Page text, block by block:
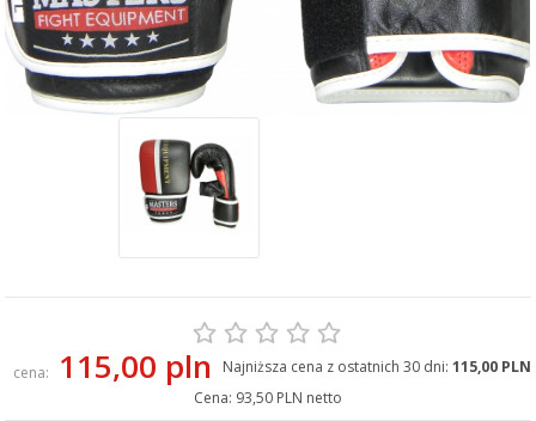
cena: 115,00 pln Najniższa cena z ostatnich 30 dni: 115,00 PLN
Cena: 93,50 PLN netto